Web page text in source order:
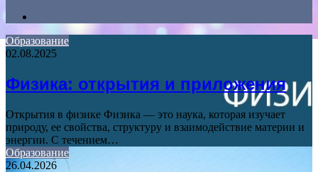
Образование
02.08.2025
Физика: открытия и приложения
Открытия в физике Физика — это наука, которая изучает
природу, ее свойства, структуру и взаимодействие материи и
энергии. С течением…
Образование
26.04.2026